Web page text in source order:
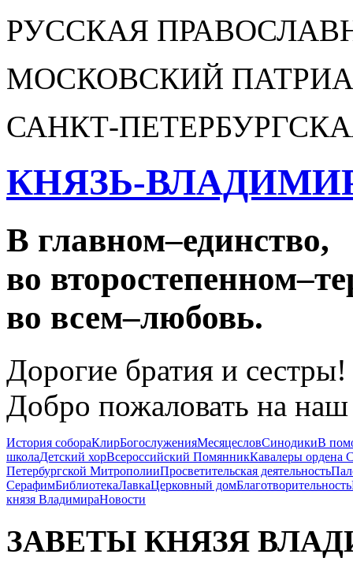
РУССКАЯ
МОСКОВСКИЙ
САНКТ-
КНЯЗЬ-
В главном–единство,
во второстепенном–
во всем–любовь.
Дорогие братия и
Добро пожаловать на наш
История собораКлирБогослуженияМесяцесловСинодикиВ
школаДетский хорВсероссийский ПомянникКавалеры ордена
Петербургской МитрополииПросветительская деятельность
СерафимБиблиотекаЛавкаЦерковный домБлаготворительность
князя ВладимираНовости
ЗАВЕТЫ КНЯЗЯ